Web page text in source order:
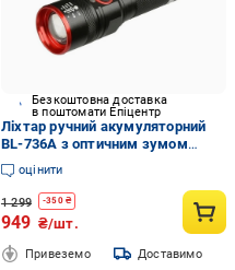
Безкоштовна доставка
в поштомати Епіцентр
Ліхтар ручний акумуляторний
BL-736A з оптичним зумом
Чорний (GR-04564)
оцінити
1 299 -350₴
949 ₴/шт.
Привеземо Доставимо